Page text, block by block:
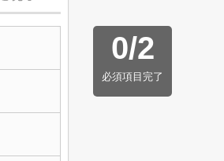
0/2
必須項目完了